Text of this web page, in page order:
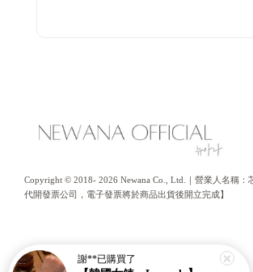
Copyright © 2018- 2026 Newana Co., Ltd.｜營業人名稱
代開發票公司，電子發票將於商品出貨後開立完成】
謝**已購買了